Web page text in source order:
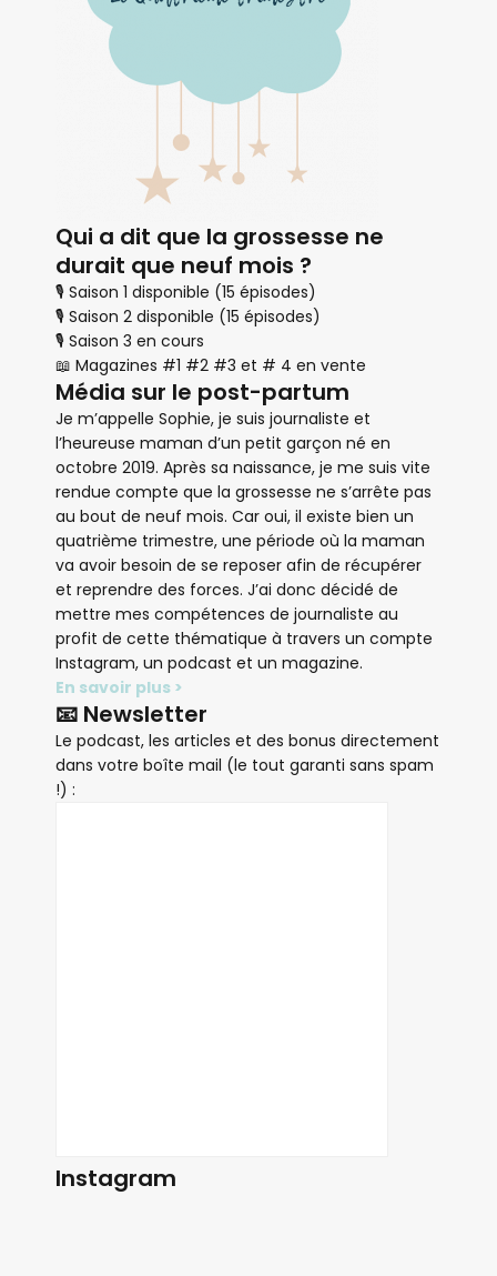
Qui a dit que la grossesse ne
durait que neuf mois ?
🎙 Saison 1 disponible (15 épisodes)
🎙 Saison 2 disponible (15 épisodes)
🎙 Saison 3 en cours
📖 Magazines #1 #2 #3 et # 4 en vente
Média sur le post-partum
Je m’appelle Sophie, je suis journaliste et
l’heureuse maman d’un petit garçon né en
octobre 2019. Après sa naissance, je me suis vite
rendue compte que la grossesse ne s’arrête pas
au bout de neuf mois. Car oui, il existe bien un
quatrième trimestre, une période où la maman
va avoir besoin de se reposer afin de récupérer
et reprendre des forces. J’ai donc décidé de
mettre mes compétences de journaliste au
profit de cette thématique à travers un compte
Instagram, un podcast et un magazine.
En savoir plus >
📧 Newsletter
Le podcast, les articles et des bonus directement
dans votre boîte mail (le tout garanti sans spam
!) :
Instagram